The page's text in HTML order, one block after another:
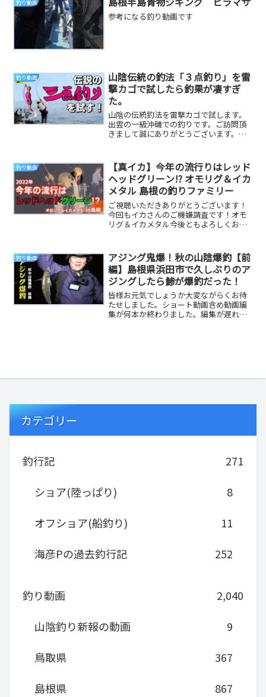
釣り動画
参考になる釣り動画です
釣り動画
山陰伝統の釣法「３点釣り」を雷
撃カゴで試したら釣果が凄すぎ
た。
山陰の伝統釣法を雷撃カゴで試します。
出雲の一級沖磯での釣りです。ご訪問頂
きまして誠にありがとうございます。島
釣り動画
【真イカ】今年の流行りはレッド
ヘッドグリーン!? オモリグ＆イカ
メタル 島根の釣りファミリー
ご視聴いただきありがとうございます！
今回もイカさんのご機嫌調査です！オモ
リグ＆イカメタル今後ともよろしくお願
釣り動画
アジング鬼爆！秋の山陰爆釣【前
編】島根県浜田市で久しぶりのア
ジングしたら鯵が爆釣だった！
皆様お元気でしょうか大変ながらくお待
たせしました。ショート動画含め動画編
集が何本か終わりました。編集が遅れた
カテゴリー
釣行記
271
ショア(陸っぱり)
8
オフショア(船釣り)
11
海彦Pの過去釣行記
252
釣り動画
2,040
山陰釣り新報の動画
9
鳥取県
367
島根県
867